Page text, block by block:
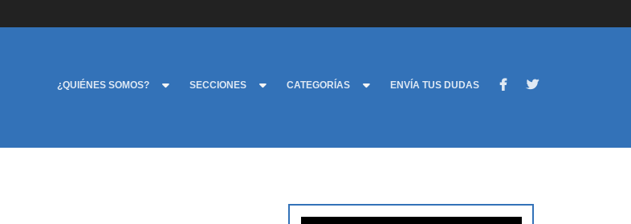
¿QUIÉNES SOMOS? SECCIONES CATEGORÍAS ENVÍA TUS DUDAS